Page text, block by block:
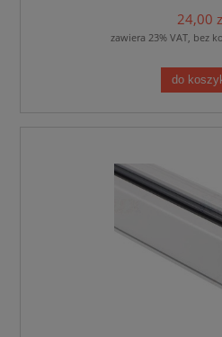
24,00
zawiera 23% VAT, bez
do